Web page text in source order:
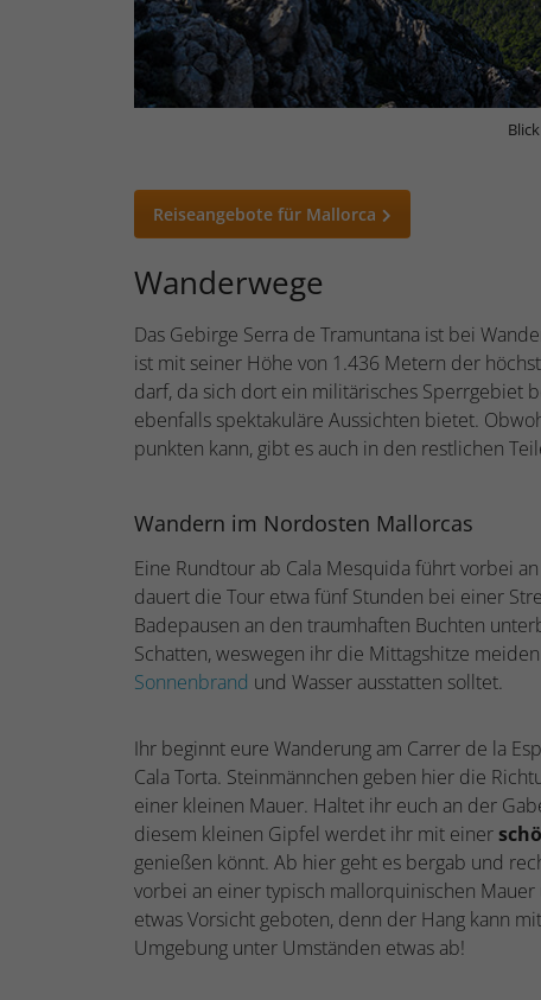
Reiseangebote für Mallorca
Wanderwege
Das Gebirge Serra de Tramuntana ist bei
ist mit seiner Höhe von 1.436 Metern der
darf, da sich dort ein militärisches Sperrgebiet
ebenfalls spektakuläre Aussichten bietet.
punkten kann, gibt es auch in den restlichen
Wandern im Nordosten Mallorcas
Eine Rundtour ab Cala Mesquida führt vorbei
dauert die Tour etwa fünf Stunden bei einer
Badepausen an den traumhaften Buchten
Schatten, weswegen ihr die Mittagshitze
Sonnenbrand und Wasser ausstatten solltet.
Ihr beginnt eure Wanderung am Carrer de la
Cala Torta. Steinmännchen geben hier die
einer kleinen Mauer. Haltet ihr euch an der
diesem kleinen Gipfel werdet ihr mit einer
genießen könnt. Ab hier geht es bergab und
vorbei an einer typisch mallorquinischen
etwas Vorsicht geboten, denn der Hang kann
Umgebung unter Umständen etwas ab!